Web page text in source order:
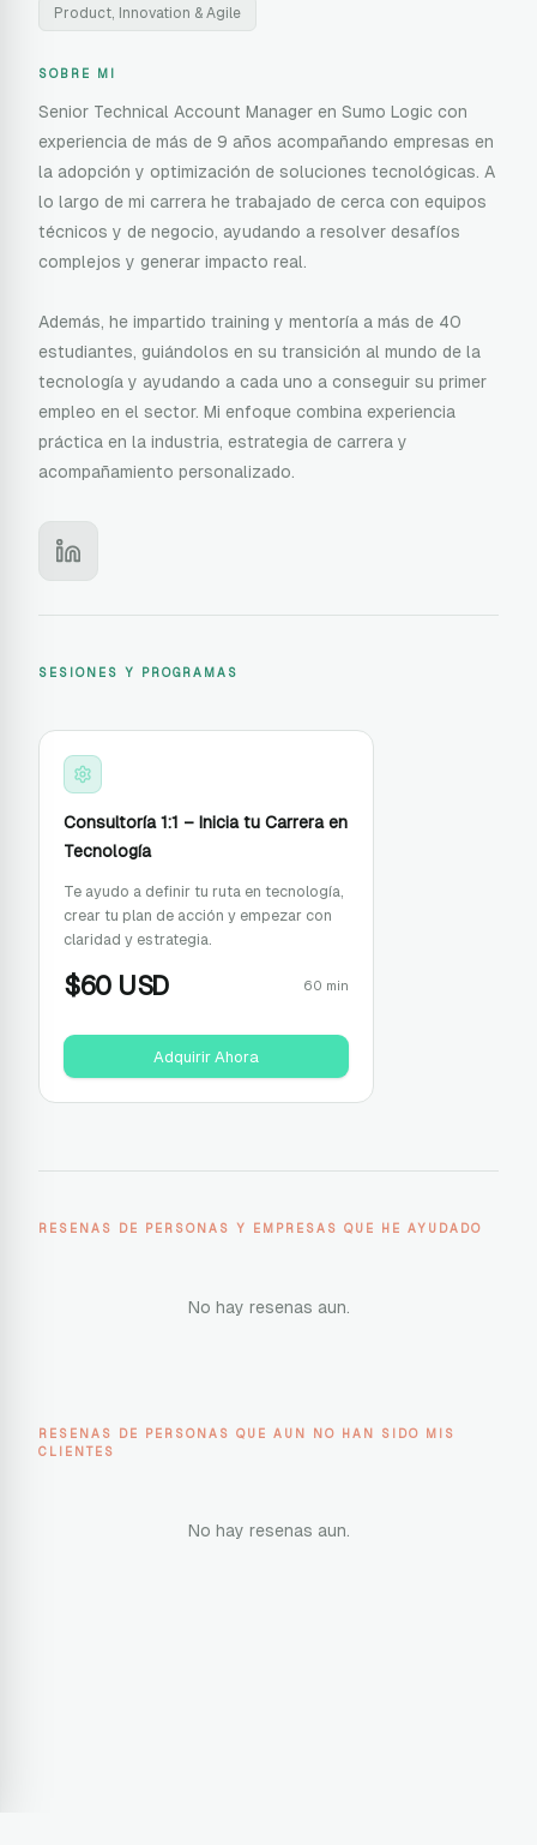
Product, Innovation & Agile
SOBRE MI
Senior Technical Account Manager en Sumo Logic con
experiencia de más de 9 años acompañando empresas en
la adopción y optimización de soluciones tecnológicas. A
lo largo de mi carrera he trabajado de cerca con equipos
técnicos y de negocio, ayudando a resolver desafíos
complejos y generar impacto real.
Además, he impartido training y mentoría a más de 40
estudiantes, guiándolos en su transición al mundo de la
tecnología y ayudando a cada uno a conseguir su primer
empleo en el sector. Mi enfoque combina experiencia
práctica en la industria, estrategia de carrera y
acompañamiento personalizado.
SESIONES Y PROGRAMAS
Consultoría 1:1 – Inicia tu Carrera en
Tecnología
Te ayudo a definir tu ruta en tecnología,
crear tu plan de acción y empezar con
claridad y estrategia.
$60USD 60 min
Adquirir Ahora
RESENAS DE PERSONAS Y EMPRESAS QUE HE AYUDADO
No hay resenas aun.
RESENAS DE PERSONAS QUE AUN NO HAN SIDO MIS
CLIENTES
No hay resenas aun.